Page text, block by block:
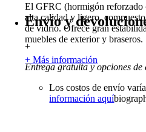
El GFRC (hormigón reforzado
alta calidad y ligero,
de vidrio. Ofrece gran
muebles de exterior y braseros.
+ Más información
Envío y
+
Entrega gratuita y opciones
Los costos de envío
información aquí